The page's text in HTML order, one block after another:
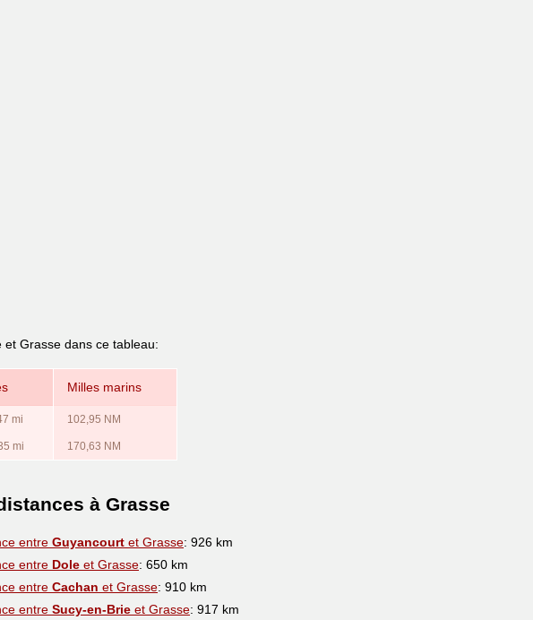
Grasse dans ce tableau:
Milles marins
mi 102,95 NM
mi 170,63 NM
à Grasse
entre Guyancourt et Grasse: 926 km
entre Dole et Grasse: 650 km
entre Cachan et Grasse: 910 km
entre Sucy-en-Brie et Grasse: 917 km